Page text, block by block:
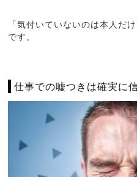
「気付いていないのは本人だ
です。
仕事での嘘つきは確実に